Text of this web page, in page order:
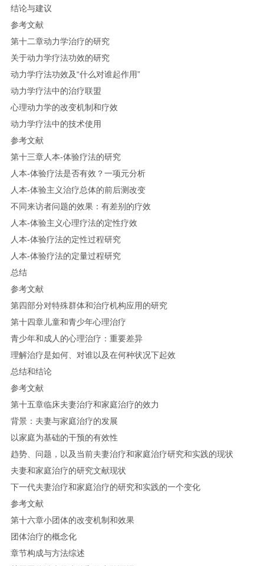
结论与建议
参考文献
第十二章动力学治疗的研究
关于动力学疗法功效的研究
动力学疗法功效及“什么对谁起作用”
动力学疗法中的治疗联盟
心理动力学的改变机制和疗效
动力学疗法中的技术使用
参考文献
第十三章人本-体验疗法的研究
人本-体验疗法是否有效？一项元分析
人本-体验主义治疗总体的前后测改变
不同来访者问题的效果：有差别的疗效
人本-体验主义心理疗法的定性疗效
人本-体验疗法的定性过程研究
人本-体验疗法的定量过程研究
总结
参考文献
第四部分对特殊群体和治疗机构应用的研究
第十四章儿童和青少年心理治疗
青少年和成人的心理治疗：重要差异
理解治疗是如何、对谁以及在何种状况下起效
总结和结论
参考文献
第十五章临床夫妻治疗和家庭治疗的效力
背景：夫妻与家庭治疗的发展
以家庭为基础的干预的有效性
趋势、问题，以及当前夫妻治疗和家庭治疗研究和实践的现状
夫妻和家庭治疗的研究文献现状
下一代夫妻治疗和家庭治疗的研究和实践的一个变化
参考文献
第十六章小团体的改变机制和效果
团体治疗的概念化
章节构成与方法综述